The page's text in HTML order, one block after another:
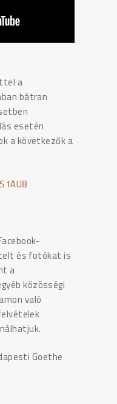
a
bátran
esetén
a következők a
és fotókat is
a
közösségi
való
Goethe